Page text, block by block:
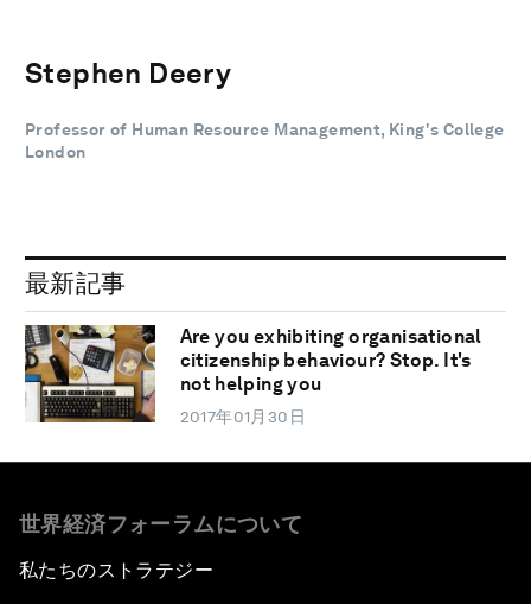
Stephen Deery
Professor of Human Resource Management, King's College
London
最新記事
Are you exhibiting organisational
citizenship behaviour? Stop. It's
not helping you
2017年01月30日
世界経済フォーラムについて
私たちのストラテジー